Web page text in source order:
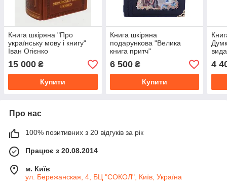
Книга шкіряна "Про
українську мову і книгу"
Іван Огієнко
15 000 ₴
Купити
Книга шкіряна
подарункова "Велика
книга притч"
6 500₴
Купити
4
Про нас
100% позитивних з 20 відгуків за рік
Працює з 20.08.2014
м. Київ
ул. Бережанская, 4, БЦ "СОКОЛ", Київ, Україна